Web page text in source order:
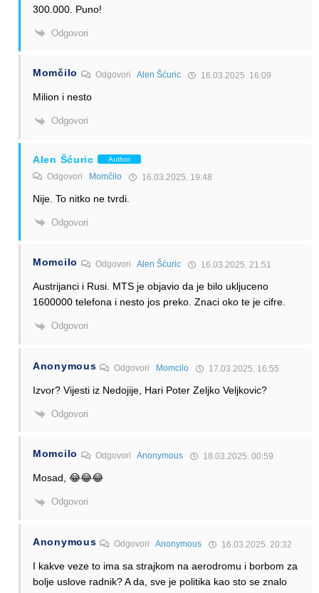
300.000. Puno!
Odgovori
Momčilo Odgovori Alen Šćuric 16.03.2025. 16:09
Milion i nesto
Odgovori
Alen Šćuric Author
Odgovori Momčilo 16.03.2025. 19:48
Nije. To nitko ne tvrdi.
Odgovori
Momcilo Odgovori Alen Šćuric 16.03.2025. 21:51
Austrijanci i Rusi. MTS je objavio da je bilo ukljuceno
1600000 telefona i nesto jos preko. Znaci oko te je cifre.
Odgovori
Anonymous Odgovori Momcilo 17.03.2025. 16:55
Izvor? Vijesti iz Nedojije, Hari Poter Zeljko Veljkovic?
Odgovori
Momcilo Odgovori Anonymous 18.03.2025. 00:59
Mosad, 😂😂😂
Odgovori
Anonymous OdgovoriAnonymous 16.03.2025. 20:32
I kakve veze to ima sa strajkom na aerodromu i borbom za
bolje uslove radnik? A da, sve je politika kao sto se znalo